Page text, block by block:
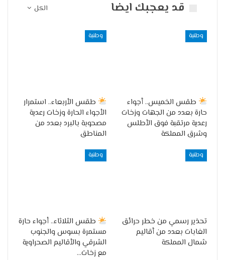
الكل قد يعجبك ايضا
وطنية
طقس الخميس.. أجواء
حارة بعدد من الجهات وزخات
رعدية مرتقبة فوق الأطلس
وشرق المملكة
وطنية
طقس الأربعاء.. استمرار
الأجواء الحارة وزخات رعدية
مصحوبة بالبرد بعدد من
المناطق
وطنية
تحذير رسمي من خطر حرائق
الغابات بعدد من أقاليم
شمال المملكة
وطنية
طقس الثلاثاء.. أجواء حارة
مستمرة بسوس والجنوب
الشرقي والأقاليم الصحراوية
مع زخات…